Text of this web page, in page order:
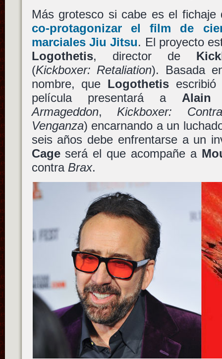
Más grotesco si cabe es el
co-protagonizar el film de
marciales Jiu Jitsu. El proyecto
Logothetis, director de
(Kickboxer: Retaliation). Basada
nombre, que Logothetis
película presentará a Alain
Armageddon, Kickboxer:
Venganza) encarnando a un
seis años debe enfrentarse a un
Cageserá el que acompañe a
contra Brax.